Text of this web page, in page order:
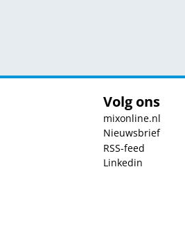
Volg ons
mixonline.nl
Nieuwsbrief
RSS-feed
Linkedin